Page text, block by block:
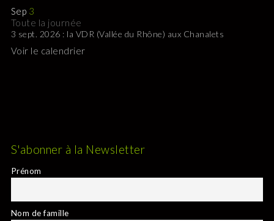
Sep 3
Toute la journée
3 sept. 2026 : la VDR (Vallée du Rhône) aux Chanalets
Voir le calendrier
S'abonner à la Newsletter
Prénom
Nom de famille